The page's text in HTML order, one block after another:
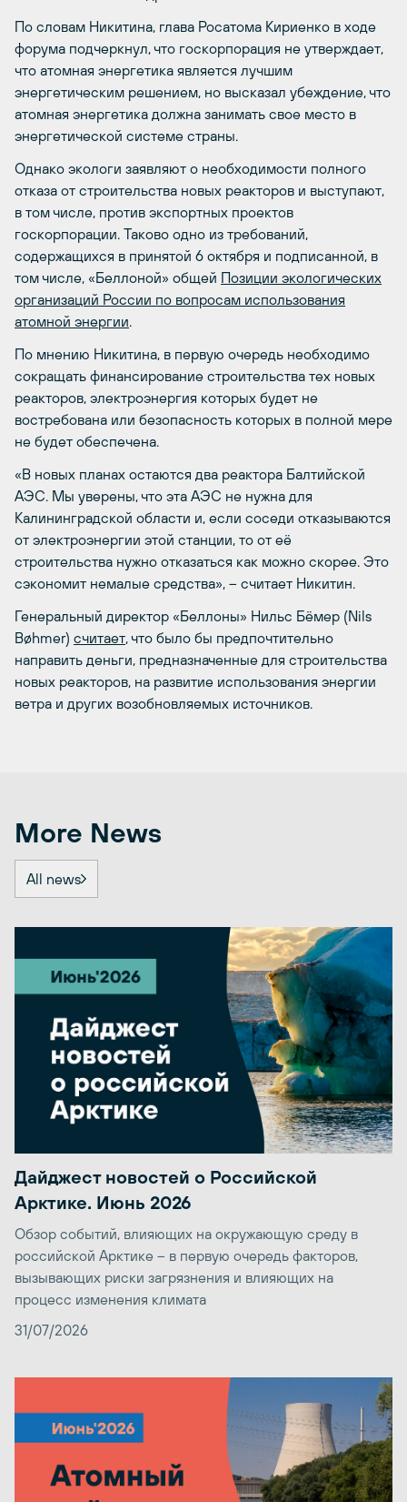
По словам Никитина, глава Росатома Кириенко в ходе
форума подчеркнул, что госкорпорация не утверждает,
что атомная энергетика является лучшим
энергетическим решением, но высказал убеждение, что
атомная энергетика должна занимать свое место в
энергетической системе страны.
Однако экологи заявляют о необходимости полного
отказа от строительства новых реакторов и выступают,
в том числе, против экспортных проектов
госкорпорации. Таково одно из требований,
содержащихся в принятой 6 октября и подписанной, в
том числе, «Беллоной» общей Позиции экологических
организаций России по вопросам использования
атомной энергии.
По мнению Никитина, в первую очередь необходимо
сокращать финансирование строительства тех новых
реакторов, электроэнергия которых будет не
востребована или безопасность которых в полной мере
не будет обеспечена.
«В новых планах остаются два реактора Балтийской
АЭС. Мы уверены, что эта АЭС не нужна для
Калининградской области и, если соседи отказываются
от электроэнергии этой станции, то от её
строительства нужно отказаться как можно скорее. Это
сэкономит немалые средства», – считает Никитин.
Генеральный директор «Беллоны» Нильс Бёмер (Nils
Bøhmer) считает, что было бы предпочтительно
направить деньги, предназначенные для строительства
новых реакторов, на развитие использования энергии
ветра и других возобновляемых источников.
More News
All news
Дайджест новостей о Российской
Арктике. Июнь 2026
Обзор событий, влияющих на окружающую среду в
российской Арктике – в первую очередь факторов,
вызывающих риски загрязнения и влияющих на
процесс изменения климата
31/07/2026